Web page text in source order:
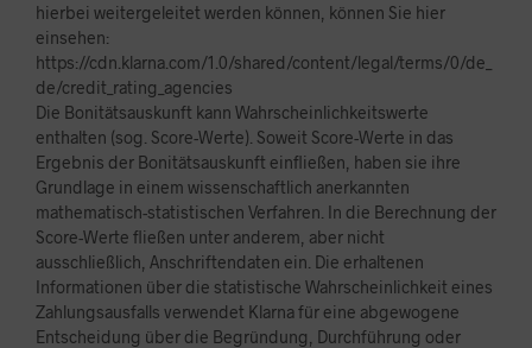
hierbei weitergeleitet werden können, können Sie hier
einsehen:
https://cdn.klarna.com/1.0/shared/content/legal/terms/0/de_
de/credit_rating_agencies
Die Bonitätsauskunft kann Wahrscheinlichkeitswerte
enthalten (sog. Score-Werte). Soweit Score-Werte in das
Ergebnis der Bonitätsauskunft einfließen, haben sie ihre
Grundlage in einem wissenschaftlich anerkannten
mathematisch-statistischen Verfahren. In die Berechnung der
Score-Werte fließen unter anderem, aber nicht
ausschließlich, Anschriftendaten ein. Die erhaltenen
Informationen über die statistische Wahrscheinlichkeit eines
Zahlungsausfalls verwendet Klarna für eine abgewogene
Entscheidung über die Begründung, Durchführung oder